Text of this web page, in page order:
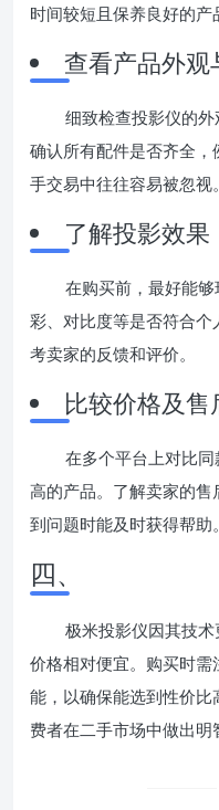
时间较短且保养良好的产
查看产品外观
细致检查投影仪的外
确认所有配件是否齐全
手交易中往往容易被忽视。
了解投影效果
在购买前，最好能
彩、对比度等是否符合
考卖家的反馈和评价。
比较价格及售
在多个平台上对比
高的产品。了解卖家的
到问题时能及时获得帮助。
四、
极米投影仪因其技
价格相对便宜。购买时
能，以确保能选到性价
费者在二手市场中做出明